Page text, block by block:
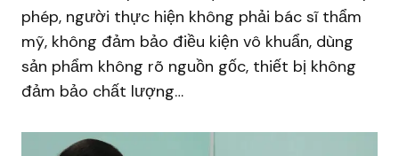
phép, người thực hiện không phải bác sĩ thẩm
mỹ, không đảm bảo điều kiện vô khuẩn, dùng
sản phẩm không rõ nguồn gốc, thiết bị không
đảm bảo chất lượng…